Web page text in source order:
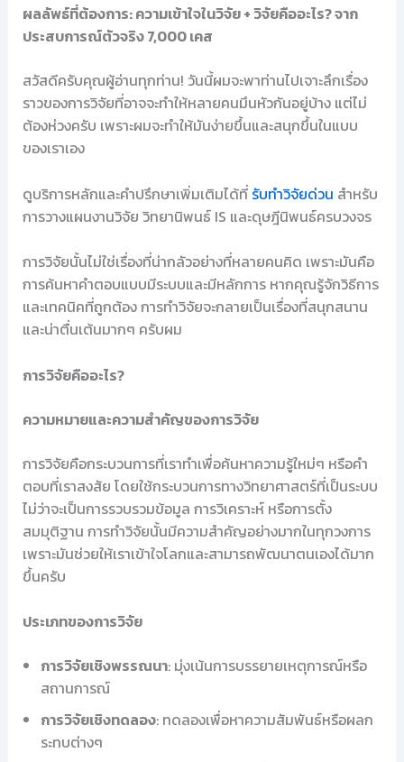
ผลลัพธ์ที่ต้องการ: ความเข้าใจในวิจัย + วิจัยคืออะไร? จาก
ประสบการณ์ตัวจริง 7,000 เคส
สวัสดีครับคุณผู้อ่านทุกท่าน! วันนี้ผมจะพาท่านไปเจาะลึกเรื่อง
ราวของการวิจัยที่อาจจะทำให้หลายคนมึนหัวกันอยู่บ้าง แต่ไม่
ต้องห่วงครับ เพราะผมจะทำให้มันง่ายขึ้นและสนุกขึ้นในแบบ
ของเราเอง
ดูบริการหลักและคำปรึกษาเพิ่มเติมได้ที่ รับทำวิจัยด่วน สำหรับ
การวางแผนงานวิจัย วิทยานิพนธ์ IS และดุษฎีนิพนธ์ครบวงจร
การวิจัยนั้นไม่ใช่เรื่องที่น่ากลัวอย่างที่หลายคนคิด เพราะมันคือ
การค้นหาคำตอบแบบมีระบบและมีหลักการ หากคุณรู้จักวิธีการ
และเทคนิคที่ถูกต้อง การทำวิจัยจะกลายเป็นเรื่องที่สนุกสนาน
และน่าตื่นเต้นมากๆ ครับผม
การวิจัยคืออะไร?
ความหมายและความสำคัญของการวิจัย
การวิจัยคือกระบวนการที่เราทำเพื่อค้นหาความรู้ใหม่ๆ หรือคำ
ตอบที่เราสงสัย โดยใช้กระบวนการทางวิทยาศาสตร์ที่เป็นระบบ
ไม่ว่าจะเป็นการรวบรวมข้อมูล การวิเคราะห์ หรือการตั้ง
สมมุติฐาน การทำวิจัยนั้นมีความสำคัญอย่างมากในทุกวงการ
เพราะมันช่วยให้เราเข้าใจโลกและสามารถพัฒนาตนเองได้มาก
ขึ้นครับ
ประเภทของการวิจัย
การวิจัยเชิงพรรณนา: มุ่งเน้นการบรรยายเหตุการณ์หรือ
สถานการณ์
การวิจัยเชิงทดลอง: ทดลองเพื่อหาความสัมพันธ์หรือผลก
ระทบต่างๆ